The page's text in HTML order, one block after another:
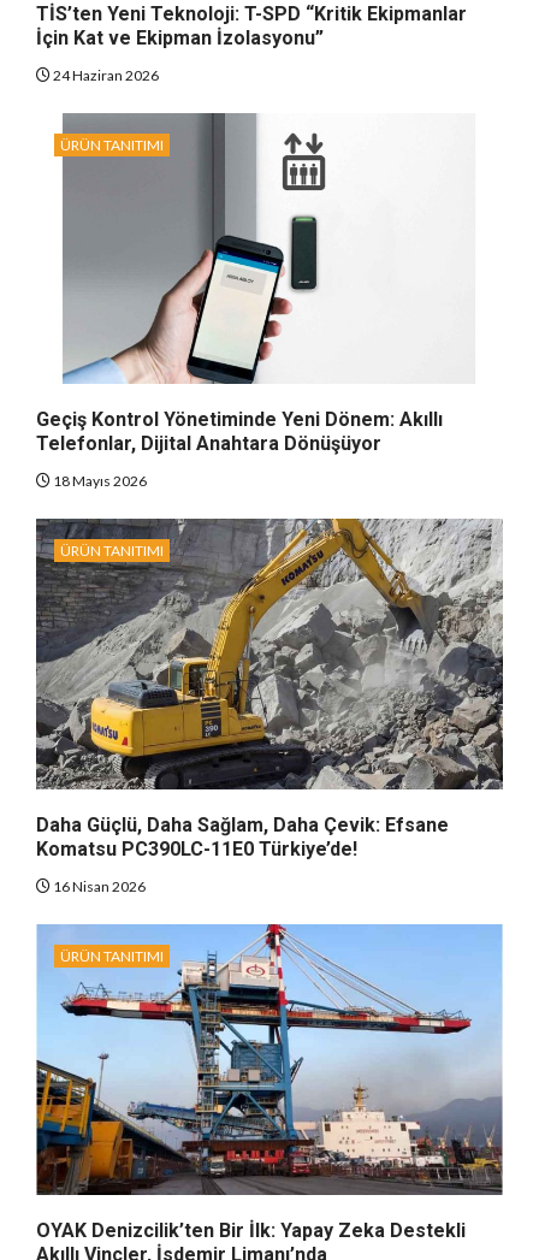
TİS’ten Yeni Teknoloji: T-SPD “Kritik Ekipmanlar
İçin Kat ve Ekipman İzolasyonu”
24 Haziran 2026
ÜRÜN TANITIMI
Geçiş Kontrol Yönetiminde Yeni Dönem: Akıllı
Telefonlar, Dijital Anahtara Dönüşüyor
18 Mayıs 2026
ÜRÜN TANITIMI
Daha Güçlü, Daha Sağlam, Daha Çevik: Efsane
Komatsu PC390LC-11E0 Türkiye’de!
16 Nisan 2026
ÜRÜN TANITIMI
OYAK Denizcilik’ten Bir İlk: Yapay Zeka Destekli
Akıllı Vinçler, İsdemir Limanı’nda